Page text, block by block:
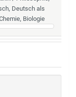
Deutsch als
Biologie